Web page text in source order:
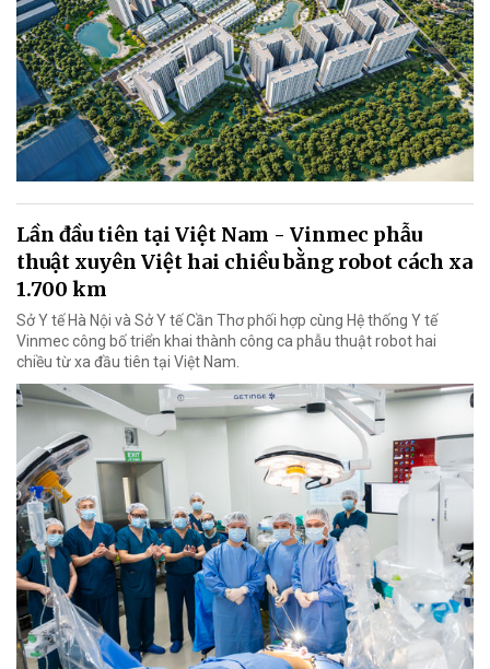
Lần đầu tiên tại Việt Nam - Vinmec phẫu
thuật xuyên Việt hai chiều bằng robot cách xa
1.700 km
Sở Y tế Hà Nội và Sở Y tế Cần Thơ phối hợp cùng Hệ thống Y tế
Vinmec công bố triển khai thành công ca phẫu thuật robot hai
chiều từ xa đầu tiên tại Việt Nam.